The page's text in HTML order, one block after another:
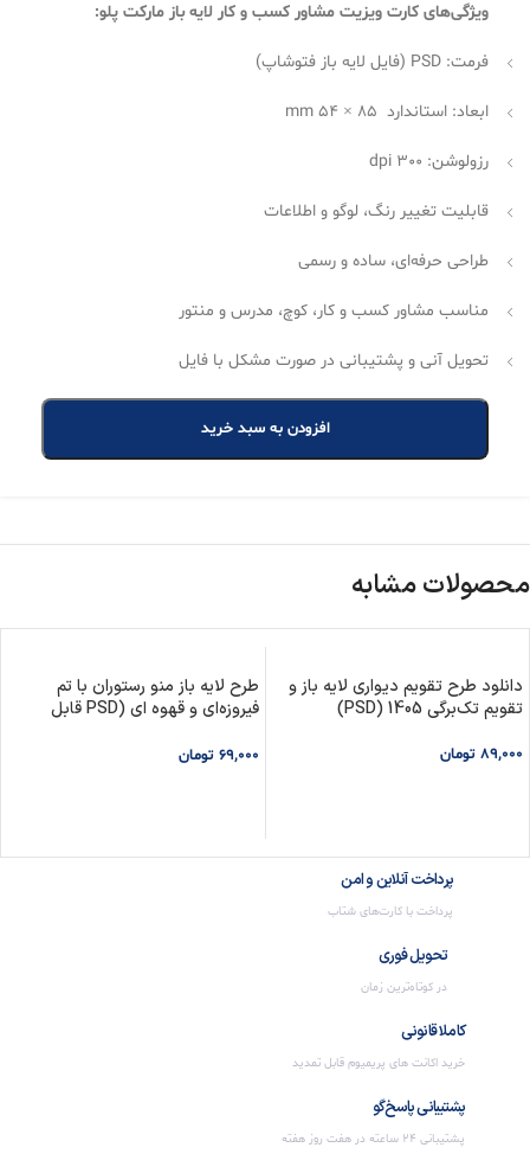
ویژگی‌های کارت ویزیت مشاور کسب و کار لایه باز مارکت پلو:
فرمت: PSD (فایل لایه باز فتوشاپ)
ابعاد: استاندارد 85 × 54 mm
رزولوشن: 300 dpi
قابلیت تغییر رنگ، لوگو و اطلاعات
طراحی حرفه‌ای، ساده و رسمی
مناسب مشاور کسب و کار، کوچ، مدرس و منتور
تحویل آنی و پشتیبانی در صورت مشکل با فایل
افزودن به سبد خرید
محصولات مشابه
دانلود طرح تقویم دیواری لایه باز و
تقویم تک‌برگی 1405 (PSD)
89,000 تومان
طرح لایه باز منو رستوران با تم
فیروزه‌ای و قهوه ای (PSD قابل
69,000 تومان
پرداخت آنلاین و امن
پرداخت با کارت‌های شتاب
تحویل فوری
در کوتاه‌ترین زمان
کاملا قانونی
خرید اکانت های پریمیوم قابل تمدید
پشتیبانی پاسخ‌گو
پشتیبانی 24 ساعته در هفت روز هفته